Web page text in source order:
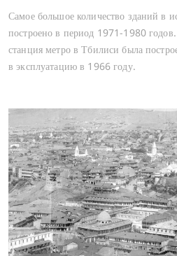
Самое большое количество зданий в
построено в период 1971-1980
станция метро в Тбилиси была
в эксплуатацию в 1966 году.